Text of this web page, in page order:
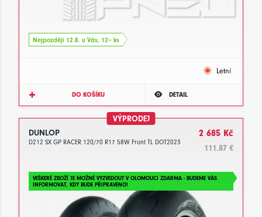
Nejpozději 12.8. u Vás, 12+ ks
Letní
DO KOŠÍKU DETAIL
VÝPRODEJ
DUNLOP
D212 SX GP RACER 120/70 R17 58W Front TL DOT2023
2 685 Kč
111.87 €
VEŠKERÉ ZBOŽÍ JE MOŽNÉ VYZVEDOUT V OLOMOUCI ZDARMA - BUDEME VÁS
INFORMOVAT, KDY BUDE PŘIPRAVENO!